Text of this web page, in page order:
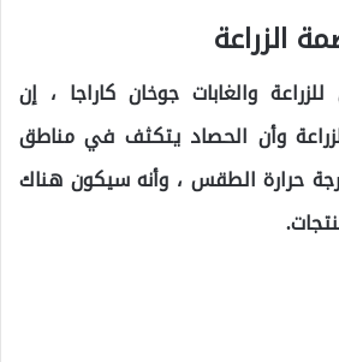
الزراعة
والغابات جوخان كاراجا ، إن
وأن الحصاد يتكثف في مناطق
حرارة الطقس ، وأنه سيكون هناك